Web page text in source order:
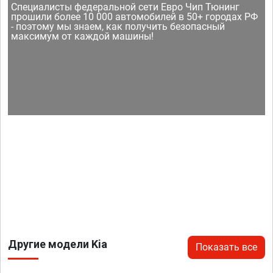
Специалисты федеральной сети Евро Чип Тюнинг
прошили более 10 000 автомобилей в 50+ городах РФ
- поэтому мы знаем, как получить безопасный
максимум от каждой машины!
Другие модели Kia Показать все